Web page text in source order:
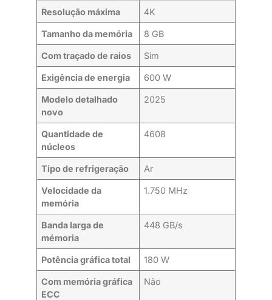
Resolução máxima 4K
Tamanho da memória 8 GB
Com traçado de raios Sim
Exigência de energia 600 W
Modelo detalhado
novo
2025
Quantidade de
núcleos
4608
Tipo de refrigeração Ar
Velocidade da
memória
1.750 MHz
Banda larga de
mémoria
448 GB/s
Potência gráfica total 180 W
Com memória gráfica
ECC
Não